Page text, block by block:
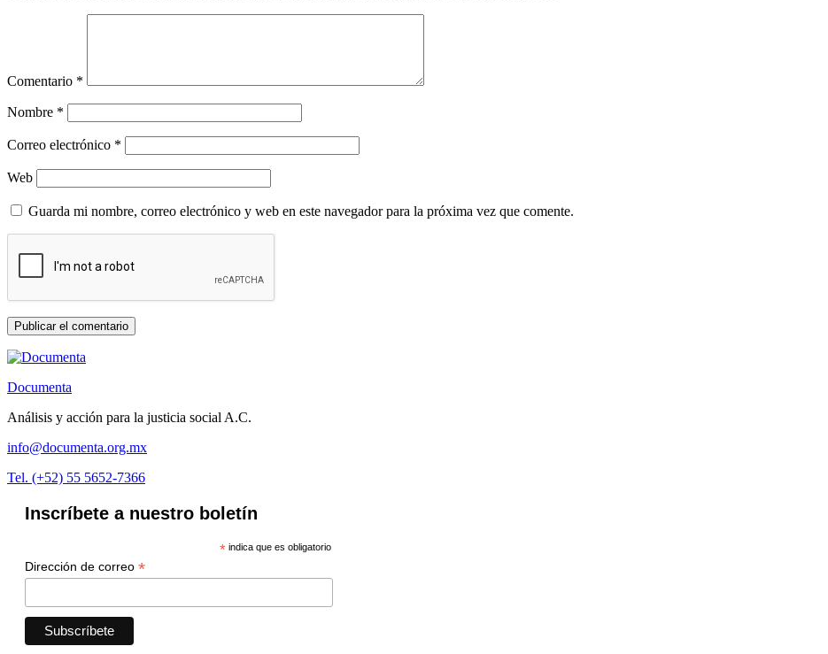
Comentario *
Nombre *
Correo electrónico *
Web
Guarda mi nombre, correo electrónico y web en este navegador para la próxima vez que comente.
Documenta
Análisis y acción para la justicia social A.C.
info@documenta.org.mx
Tel. (+52) 55 5652-7366
Inscríbete a nuestro boletín
*indica que es obligatorio
Dirección de correo *